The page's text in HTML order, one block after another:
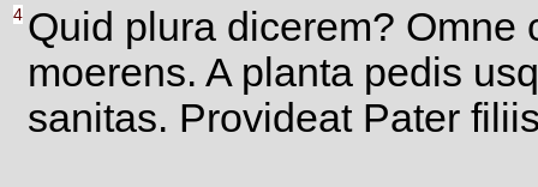
4 Quid plura dicerem? Omne
moerens. A planta pedis
sanitas. Provideat Pater